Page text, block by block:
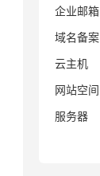
企业邮箱
域名备案
云主机
网站空间
服务器